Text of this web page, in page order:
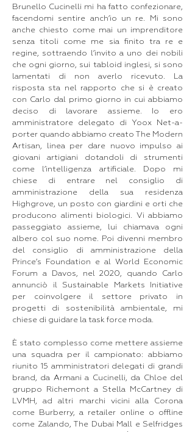
Brunello Cucinelli mi ha fatto confezionare,
facendomi sentire anch’io un re. Mi sono
anche chiesto come mai un imprenditore
senza titoli come me sia finito tra re e
regine, sottraendo l’invito a uno dei nobili
che ogni giorno, sui tabloid inglesi, si sono
lamentati di non averlo ricevuto. La
risposta sta nel rapporto che si è creato
con Carlo dal primo giorno in cui abbiamo
deciso di lavorare assieme. Io ero
amministratore delegato di Yoox Net-a-
porter quando abbiamo creato The Modern
Artisan, linea per dare nuovo impulso ai
giovani artigiani dotandoli di strumenti
come l’intelligenza artificiale. Dopo mi
chiese di entrare nel consiglio di
amministrazione della sua residenza
Highgrove, un posto con giardini e orti che
producono alimenti biologici. Vi abbiamo
passeggiato assieme, lui chiamava ogni
albero col suo nome. Poi divenni membro
del consiglio di amministrazione della
Prince’s Foundation e al World Economic
Forum a Davos, nel 2020, quando Carlo
annunciò il Sustainable Markets Initiative
per coinvolgere il settore privato in
progetti di sostenibilità ambientale, mi
chiese di guidare la task force moda.
È stato complesso come mettere assieme
una squadra per il campionato: abbiamo
riunito 15 amministratori delegati di grandi
brand, da Armani a Cucinelli, da Chloe del
gruppo Richemont a Stella McCartney di
LVMH, ad altri marchi vicini alla Corona
come Burberry, a retailer online o offline
come Zalando, The Dubai Mall e Selfridges